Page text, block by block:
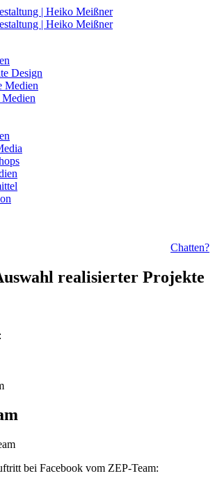
Design
Medien
Chatten?
realisierter Projekte
bei Facebook vom ZEP-Team: